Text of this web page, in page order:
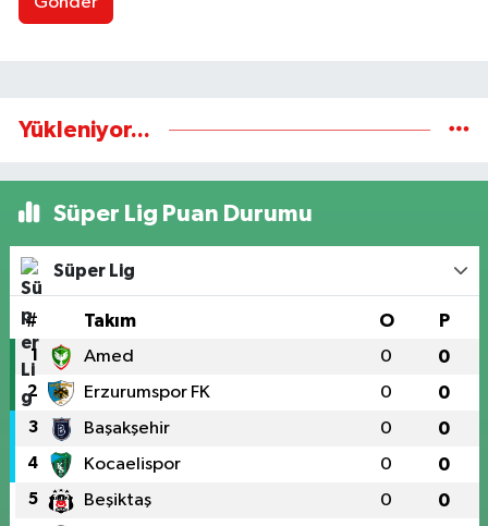
Yükleniyor...
Süper Lig Puan Durumu
Süper Lig
# Takım O P
1 Amed 0 0
2 Erzurumspor FK 0 0
3 Başakşehir 0 0
4 Kocaelispor 0 0
5 Beşiktaş 0 0